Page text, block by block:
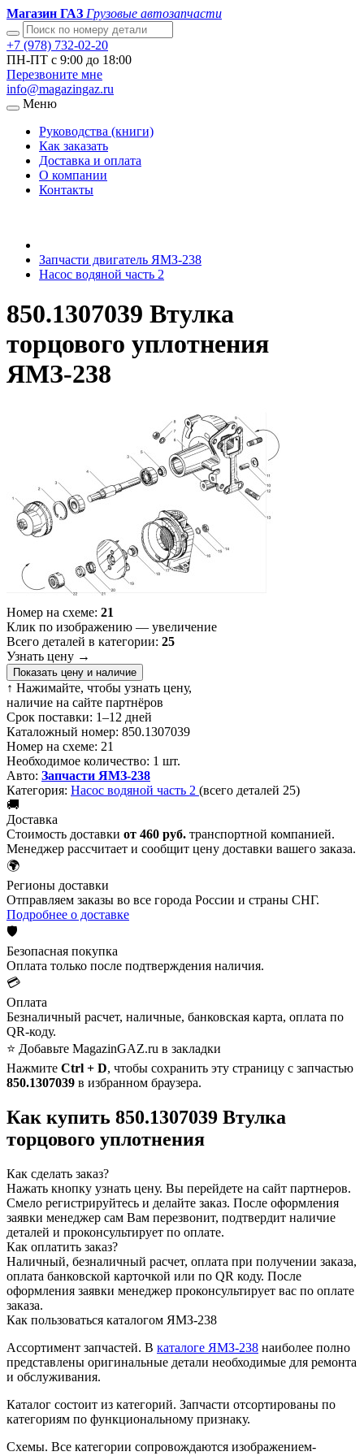
Магазин ГАЗ Грузовые автозапчасти
+7 (978) 732-02-20
ПН-ПТ с 9:00 до 18:00
Перезвоните мне
info@magazingaz.ru
Меню
Руководства (книги)
Как заказать
Доставка и оплата
О компании
Контакты
Запчасти двигатель ЯМЗ-238
Насос водяной часть 2
850.1307039 Втулка
торцового уплотнения
ЯМЗ-238
Номер на схеме: 21
Клик по изображению — увеличение
Всего деталей в категории: 25
Узнать цену →
Показать цену и наличие
↑ Нажимайте, чтобы узнать цену,
наличие на сайте партнёров
Срок поставки: 1–12 дней
Каталожный номер: 850.1307039
Номер на схеме: 21
Необходимое количество: 1 шт.
Авто: Запчасти ЯМЗ-238
Категория: Насос водяной часть 2 (всего деталей 25)
🚚
Доставка
Стоимость доставки от 460 руб. транспортной компанией.
Менеджер рассчитает и сообщит цену доставки вашего заказа.
🌍
Регионы доставки
Отправляем заказы во все города России и страны СНГ.
Подробнее о доставке
🛡️
Безопасная покупка
Оплата только после подтверждения наличия.
💳
Оплата
Безналичный расчет, наличные, банковская карта, оплата по
QR-коду.
⭐ Добавьте MagazinGAZ.ru в закладки
Нажмите Ctrl + D, чтобы сохранить эту страницу с запчастью
850.1307039 в избранном браузера.
Как купить 850.1307039 Втулка
торцового уплотнения
Как сделать заказ?
Нажать кнопку узнать цену. Вы перейдете на сайт партнеров.
Смело регистрируйтесь и делайте заказ. После оформления
заявки менеджер сам Вам перезвонит, подтвердит наличие
деталей и проконсультирует по оплате.
Как оплатить заказ?
Наличный, безналичный расчет, оплата при получении заказа,
оплата банковской карточкой или по QR коду. После
оформления заявки менеджер проконсультирует вас по оплате
заказа.
Как пользоваться каталогом ЯМЗ-238
Ассортимент запчастей. В каталоге ЯМЗ-238 наиболее полно
представлены оригинальные детали необходимые для ремонта
и обслуживания.
Каталог состоит из категорий. Запчасти отсортированы по
категориям по функциональному признаку.
Схемы. Все категории сопровождаются изображением-